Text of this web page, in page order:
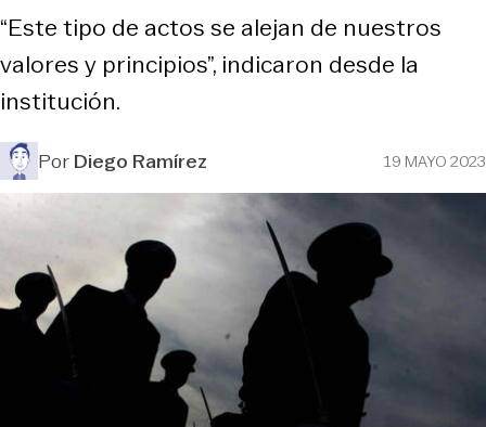
“Este tipo de actos se alejan de nuestros
valores y principios”, indicaron desde la
institución.
PorDiego Ramírez 19 MAYO 2023